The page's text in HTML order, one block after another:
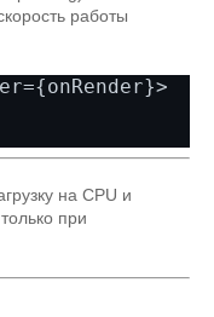
работы
на CPU и
при